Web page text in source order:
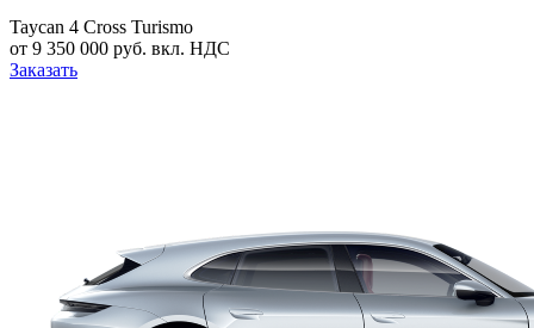
Taycan 4 Cross Turismo
от 9 350 000 руб. вкл. НДС
Заказать